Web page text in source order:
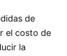
de
el costo de
la